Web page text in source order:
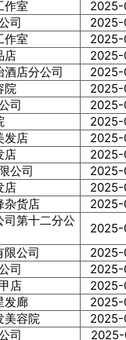
作室
司
作室
店
店分公司
院
司
发店
店
公司
店
杂货店
司第十二分公
限公司
司
店
发廊
美容院
司